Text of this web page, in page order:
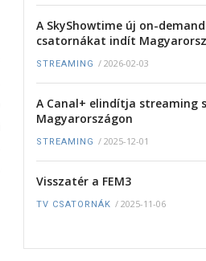
A SkyShowtime új on-
csatornákat indít
STREAMING / 2026-02-03
A Canal+ elindítja streaming
Magyarországon
STREAMING / 2025-12-01
Visszatér a FEM3
TV CSATORNÁK / 2025-11-06